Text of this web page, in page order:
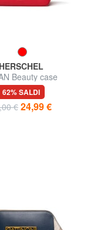
HERSCHEL
Beauty case
62% SALDI
€ 24,99 €